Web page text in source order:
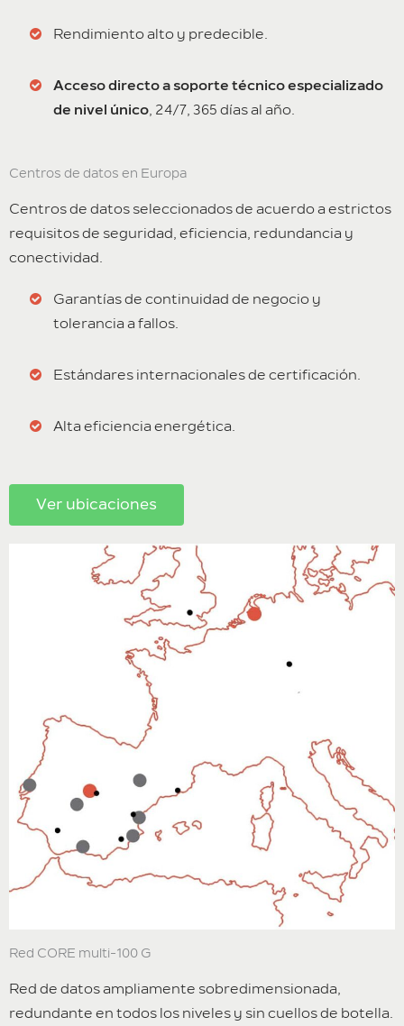
Rendimiento alto y predecible.
Acceso directo a soporte técnico especializado
de nivel único, 24/7, 365 días al año.
Centros de datos en Europa
Centros de datos seleccionados de acuerdo a estrictos
requisitos de seguridad, eficiencia, redundancia y
conectividad.
Garantías de continuidad de negocio y
tolerancia a fallos.
Estándares internacionales de certificación.
Alta eficiencia energética.
Ver ubicaciones
Red CORE multi-100 G
Red de datos ampliamente sobredimensionada,
redundante en todos los niveles y sin cuellos de botella.